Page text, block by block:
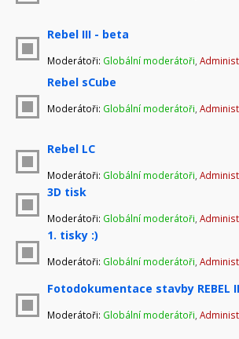
Rebel III - beta
Moderátoři: Globální moderátoři
Rebel sCube
Moderátoři: Globální moderátoři
Rebel LC
Moderátoři: Globální moderátoři
3D tisk
Moderátoři: Globální moderátoři
1. tisky :)
Moderátoři: Globální moderátoři
Fotodokumentace stavby REBEL
Moderátoři: Globální moderátoři